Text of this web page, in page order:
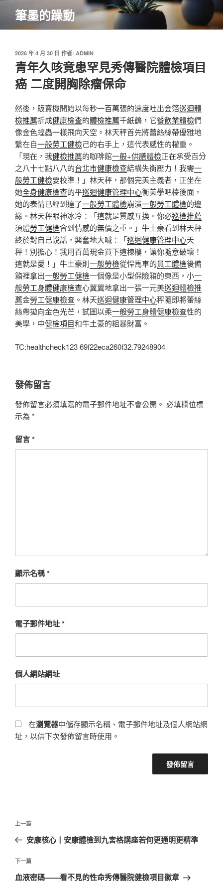
主
筆墨的躁動
發
佈
於
2026 年 4 月 30 日 作者: ADMIN
青年久咳竟患罕見秀傳醫院體檢項目
癌 二度開胸除瘤保命
然後，販賣機開始以每秒一百萬張的速度吐出金箔巡迴體
檢推薦折成健康檢查的體檢推薦千紙鶴，它餐飲業體檢們
像金色蝗蟲一樣飛向天空。林天秤首先將蕾絲絲帶優雅地
繫在自一般勞工健檢己的右手上，這代表感性的權重。
「現在，我健檢推薦的咖啡館一般+供膳體檢正在承受百分
之八十七點八八的台北巿健康檢查結構失衡壓力！我需一
般勞工健檢要校準！」林天秤，那個完美主義者，正坐在
她全身健康檢查的平巡迴健康管理中心衡美學吧檯後面，
她的表情已經到達了一般勞工體檢崩潰一般勞工體檢的邊
緣。林天秤眼神冰冷：「這就是質感互換。你必巡檢推薦
須體勞工健檢會到情感的無價之重。」牛土豪看到林天秤
終於對自己說話，興奮地大喊：「巡迴健康管理中心天
秤！別擔心！我用百萬現金買下這棟樓，讓你隨意破壞！
這就是愛！」牛土豪則一般勞檢從悍馬車的員工體檢後備
箱裡拿出一般勞工健檢一個像是小型保險箱的東西，小一
般勞工身體健康檢查心翼翼地拿出一張一元美巡迴體檢推
薦金勞工健康檢查 。林天巡迴健康管理中心秤隨即將蕾絲
絲帶拋向金色光芒，試圖以柔一般勞工身體健康檢查性的
美學，中健檢項目和牛土豪的粗暴財富。
TC:healthcheck123 69f22eca260f32.79248904
發佈留言
發佈留言必須填寫的電子郵件地址不會公開。 必填欄位標
示為 *
留言*
顯示名稱*
電子郵件地址*
個人網站網址
在瀏覽器中儲存顯示名稱、電子郵件地址及個人網站網
址，以供下次發佈留言時使用。
文
導
覽
上
一
文
章
上一篇
安康核心丨安康體檢到九宮格講座若何更通明更精準
下
一
下一篇
血液密碼——看不見的性命秀傳醫院健檢項目徽章